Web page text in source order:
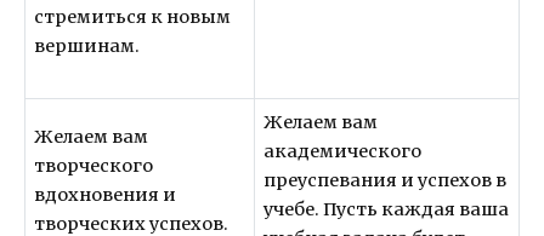
стремиться к новым
вершинам.
Желаем вам
творческого
вдохновения и
творческих успехов.
Желаем вам
академического
преуспевания и успехов в
учебе. Пусть каждая ваша